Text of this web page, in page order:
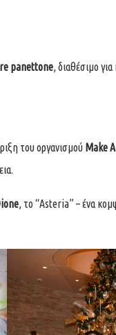
panettone, διαθέσιμο
του οργανισμού Make
, το “Asteria” – ένα